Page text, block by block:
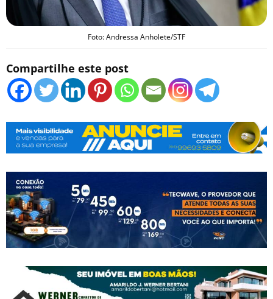
Foto: Andressa Anholete/STF
Compartilhe este post